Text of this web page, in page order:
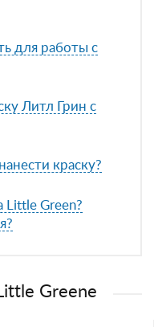
для работы с
Литл Грин с
краску?
Little Green?
Greene